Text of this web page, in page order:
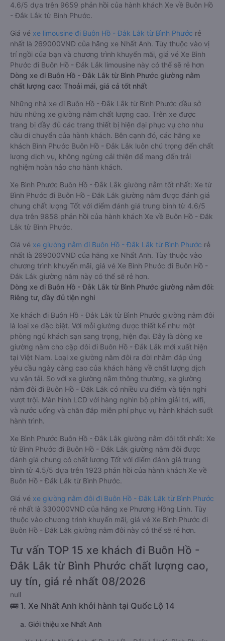
4.6/5 dựa trên 9659 phản hồi của hành khách Xe về Buôn Hồ
- Đắk Lắk từ Bình Phước.
Giá vé xe limousine đi Buôn Hồ - Đắk Lắk từ Bình Phước rẻ
nhất là 269000VND của hãng xe Nhất Anh. Tùy thuộc vào vị
trí ngồi của bạn và chương trình khuyến mãi, giá vé Xe Bình
Phước đi Buôn Hồ - Đắk Lắk limousine này có thể sẽ rẻ hơn
Dòng xe đi Buôn Hồ - Đắk Lắk từ Bình Phước giường nằm
chất lượng cao: Thoải mái, giá cả tốt nhất
Những nhà xe đi Buôn Hồ - Đắk Lắk từ Bình Phước đều sở
hữu những xe giường nằm chất lượng cao. Trên xe được
trang bị đầy đủ các trang thiết bị hiện đại phục vụ cho nhu
cầu di chuyển của hành khách. Bên cạnh đó, các hãng xe
khách Bình Phước Buôn Hồ - Đắk Lắk luôn chú trọng đến chất
lượng dịch vụ, không ngừng cải thiện để mang đến trải
nghiệm hoàn hảo cho hành khách.
Xe Bình Phước Buôn Hồ - Đắk Lắk giường nằm tốt nhất: Xe từ
Bình Phước đi Buôn Hồ - Đắk Lắk giường nằm được đánh giá
chung chất lượng Tốt với điểm đánh giá trung bình từ 4.6/5
dựa trên 9858 phản hồi của hành khách Xe về Buôn Hồ - Đắk
Lắk từ Bình Phước.
Giá vé xe giường nằm đi Buôn Hồ - Đắk Lắk từ Bình Phước rẻ
nhất là 269000VND của hãng xe Nhất Anh. Tùy thuộc vào
chương trình khuyến mãi, giá vé Xe Bình Phước đi Buôn Hồ -
Đắk Lắk giường nằm này có thể sẽ rẻ hơn.
Dòng xe đi Buôn Hồ - Đắk Lắk từ Bình Phước giường nằm đôi:
Riêng tư, đầy đủ tiện nghi
Xe khách đi Buôn Hồ - Đắk Lắk từ Bình Phước giường nằm đôi
là loại xe đặc biệt. Với mỗi giường được thiết kế như một
phòng ngủ khách sạn sang trọng, hiện đại. Đây là dòng xe
giường nằm cho cặp đôi đi Buôn Hồ - Đắk Lắk mới xuất hiện
tại Việt Nam. Loại xe giường nằm đôi ra đời nhằm đáp ứng
yêu cầu ngày càng cao của khách hàng về chất lượng dịch
vụ vận tải. So với xe giường nằm thông thường, xe giường
nằm đôi đi Buôn Hồ - Đắk Lắk có nhiều ưu điểm và tiện nghi
vượt trội. Màn hình LCD với hàng nghìn bộ phim giải trí, wifi,
và nước uống và chăn đắp miễn phí phục vụ hành khách suốt
hành trình.
Xe Bình Phước Buôn Hồ - Đắk Lắk giường nằm đôi tốt nhất: Xe
từ Bình Phước đi Buôn Hồ - Đắk Lắk giường nằm đôi được
đánh giá chung có chất lượng Tốt với điểm đánh giá trung
bình từ 4.5/5 dựa trên 1923 phản hồi của hành khách Xe về
Buôn Hồ - Đắk Lắk từ Bình Phước.
Giá vé xe giường nằm đôi đi Buôn Hồ - Đắk Lắk từ Bình Phước
rẻ nhất là 330000VND của hãng xe Phương Hồng Linh. Tùy
thuộc vào chương trình khuyến mãi, giá vé Xe Bình Phước đi
Buôn Hồ - Đắk Lắk giường nằm đôi này có thể sẽ rẻ hơn.
Tư vấn TOP 15 xe khách đi Buôn Hồ -
Đắk Lắk từ Bình Phước chất lượng cao,
uy tín, giá rẻ nhất 08/2026
null
🚌 1. Xe Nhất Anh khởi hành tại Quốc Lộ 14
a. Giới thiệu xe Nhất Anh